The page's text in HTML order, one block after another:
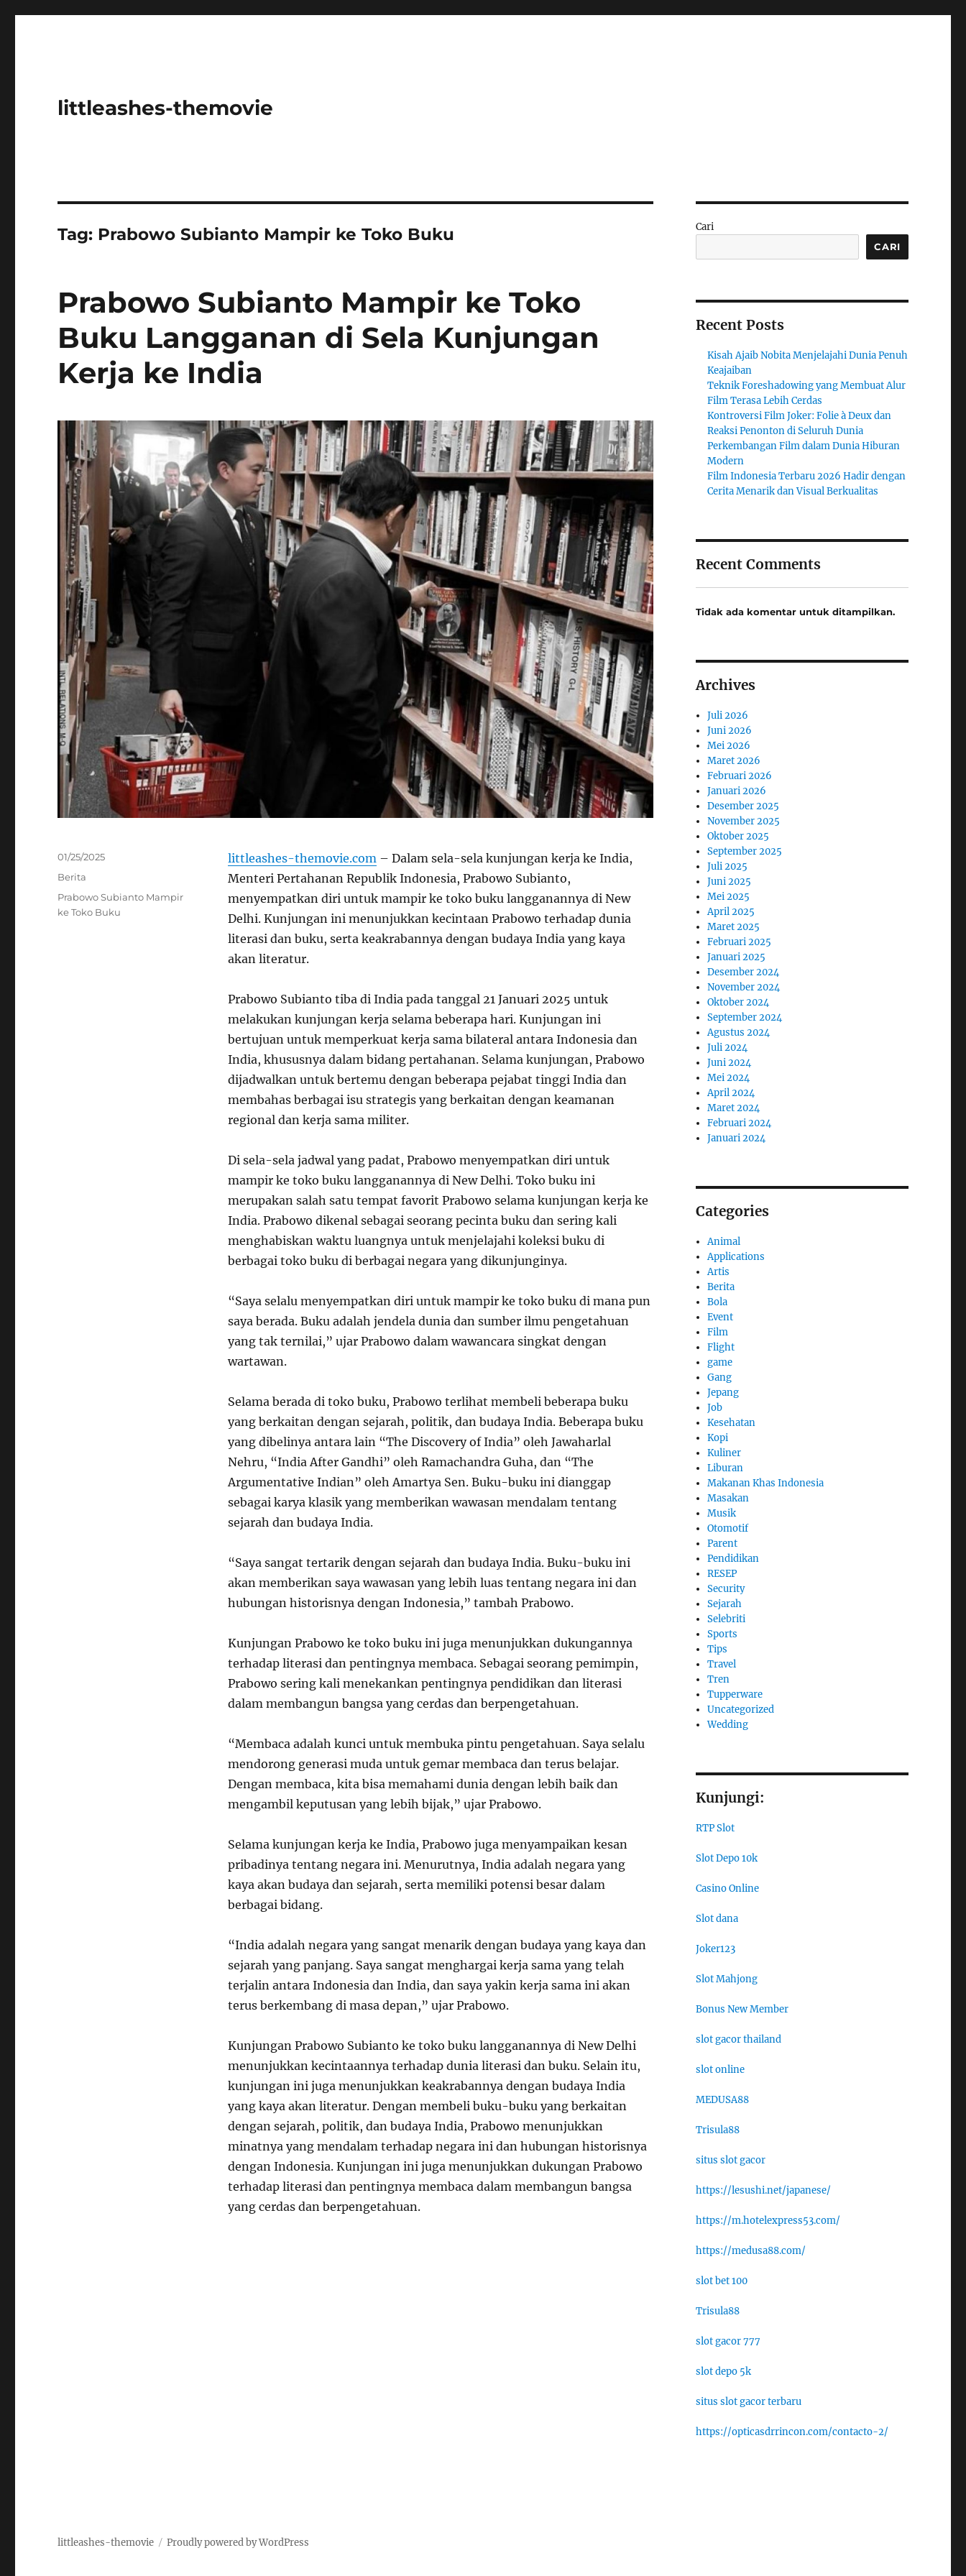
littleashes-themovie
Tag: Prabowo Subianto Mampir ke Toko Buku
Prabowo Subianto Mampir ke Toko
Buku Langganan di Sela Kunjungan
Kerja ke India
littleashes-themovie.com – Dalam sela-sela kunjungan kerja ke India,
Menteri Pertahanan Republik Indonesia, Prabowo Subianto,
menyempatkan diri untuk mampir ke toko buku langganannya di New
Delhi. Kunjungan ini menunjukkan kecintaan Prabowo terhadap dunia
literasi dan buku, serta keakrabannya dengan budaya India yang kaya
akan literatur.
Prabowo Subianto tiba di India pada tanggal 21 Januari 2025 untuk
melakukan kunjungan kerja selama beberapa hari. Kunjungan ini
bertujuan untuk memperkuat kerja sama bilateral antara Indonesia dan
India, khususnya dalam bidang pertahanan. Selama kunjungan, Prabowo
dijadwalkan untuk bertemu dengan beberapa pejabat tinggi India dan
membahas berbagai isu strategis yang berkaitan dengan keamanan
regional dan kerja sama militer.
Di sela-sela jadwal yang padat, Prabowo menyempatkan diri untuk
mampir ke toko buku langganannya di New Delhi. Toko buku ini
merupakan salah satu tempat favorit Prabowo selama kunjungan kerja ke
India. Prabowo dikenal sebagai seorang pecinta buku dan sering kali
menghabiskan waktu luangnya untuk menjelajahi koleksi buku di
berbagai toko buku di berbagai negara yang dikunjunginya.
“Saya selalu menyempatkan diri untuk mampir ke toko buku di mana pun
saya berada. Buku adalah jendela dunia dan sumber ilmu pengetahuan
yang tak ternilai,” ujar Prabowo dalam wawancara singkat dengan
wartawan.
Selama berada di toko buku, Prabowo terlihat membeli beberapa buku
yang berkaitan dengan sejarah, politik, dan budaya India. Beberapa buku
yang dibelinya antara lain “The Discovery of India” oleh Jawaharlal
Nehru, “India After Gandhi” oleh Ramachandra Guha, dan “The
Argumentative Indian” oleh Amartya Sen. Buku-buku ini dianggap
sebagai karya klasik yang memberikan wawasan mendalam tentang
sejarah dan budaya India.
“Saya sangat tertarik dengan sejarah dan budaya India. Buku-buku ini
akan memberikan saya wawasan yang lebih luas tentang negara ini dan
hubungan historisnya dengan Indonesia,” tambah Prabowo.
Kunjungan Prabowo ke toko buku ini juga menunjukkan dukungannya
terhadap literasi dan pentingnya membaca. Sebagai seorang pemimpin,
Prabowo sering kali menekankan pentingnya pendidikan dan literasi
dalam membangun bangsa yang cerdas dan berpengetahuan.
“Membaca adalah kunci untuk membuka pintu pengetahuan. Saya selalu
mendorong generasi muda untuk gemar membaca dan terus belajar.
Dengan membaca, kita bisa memahami dunia dengan lebih baik dan
mengambil keputusan yang lebih bijak,” ujar Prabowo.
Selama kunjungan kerja ke India, Prabowo juga menyampaikan kesan
pribadinya tentang negara ini. Menurutnya, India adalah negara yang
kaya akan budaya dan sejarah, serta memiliki potensi besar dalam
berbagai bidang.
“India adalah negara yang sangat menarik dengan budaya yang kaya dan
sejarah yang panjang. Saya sangat menghargai kerja sama yang telah
terjalin antara Indonesia dan India, dan saya yakin kerja sama ini akan
terus berkembang di masa depan,” ujar Prabowo.
Kunjungan Prabowo Subianto ke toko buku langganannya di New Delhi
menunjukkan kecintaannya terhadap dunia literasi dan buku. Selain itu,
kunjungan ini juga menunjukkan keakrabannya dengan budaya India
yang kaya akan literatur. Dengan membeli buku-buku yang berkaitan
dengan sejarah, politik, dan budaya India, Prabowo menunjukkan
minatnya yang mendalam terhadap negara ini dan hubungan historisnya
dengan Indonesia. Kunjungan ini juga menunjukkan dukungan Prabowo
terhadap literasi dan pentingnya membaca dalam membangun bangsa
yang cerdas dan berpengetahuan.
Posted
01/25/2025
Categories
Berita
Tags
Prabowo Subianto Mampir
ke Toko Buku
Cari
CARI
Recent Posts
Kisah Ajaib Nobita Menjelajahi Dunia Penuh
Keajaiban
Teknik Foreshadowing yang Membuat Alur
Film Terasa Lebih Cerdas
Kontroversi Film Joker: Folie à Deux dan
Reaksi Penonton di Seluruh Dunia
Perkembangan Film dalam Dunia Hiburan
Modern
Film Indonesia Terbaru 2026 Hadir dengan
Cerita Menarik dan Visual Berkualitas
Recent Comments
Tidak ada komentar untuk ditampilkan.
Archives
Juli 2026
Juni 2026
Mei 2026
Maret 2026
Februari 2026
Januari 2026
Desember 2025
November 2025
Oktober 2025
September 2025
Juli 2025
Juni 2025
Mei 2025
April 2025
Maret 2025
Februari 2025
Januari 2025
Desember 2024
November 2024
Oktober 2024
September 2024
Agustus 2024
Juli 2024
Juni 2024
Mei 2024
April 2024
Maret 2024
Februari 2024
Januari 2024
Categories
Animal
Applications
Artis
Berita
Bola
Event
Film
Flight
game
Gang
Jepang
Job
Kesehatan
Kopi
Kuliner
Liburan
Makanan Khas Indonesia
Masakan
Musik
Otomotif
Parent
Pendidikan
RESEP
Security
Sejarah
Selebriti
Sports
Tips
Travel
Tren
Tupperware
Uncategorized
Wedding
Kunjungi:
RTP Slot
Slot Depo 10k
Casino Online
Slot dana
Joker123
Slot Mahjong
Bonus New Member
slot gacor thailand
slot online
MEDUSA88
Trisula88
situs slot gacor
https://lesushi.net/japanese/
https://m.hotelexpress53.com/
https://medusa88.com/
slot bet 100
Trisula88
slot gacor 777
slot depo 5k
situs slot gacor terbaru
https://opticasdrrincon.com/contacto-2/
littleashes-themovie Proudly powered by WordPress